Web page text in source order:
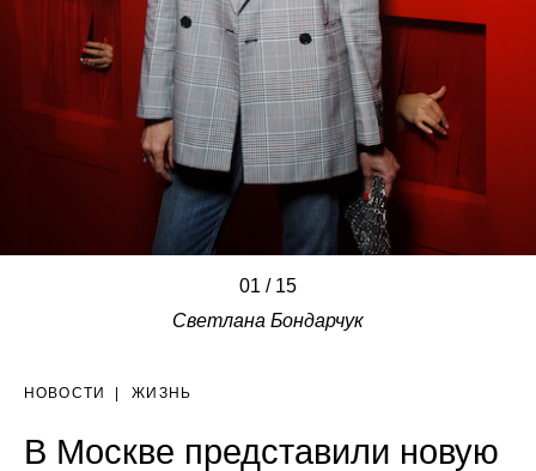
01 / 15
Светлана Бондарчук
/////////
/////
НОВОСТИ ЖИЗНЬ
В Москве представили новую